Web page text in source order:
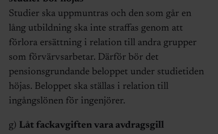
Studier ska uppmuntras och den som går en
lång utbildning ska inte straffas genom att
förlora ersättning i relation till andra grupper
som förvärvsarbetar. Därför bör det
pensionsgrundande beloppet under studietiden
höjas. Beloppet ska ställas i relation till
ingångslönen för ingenjörer.
g) Låt fackavgiften vara avdragsgill